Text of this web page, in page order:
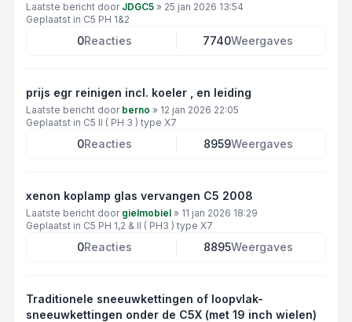
Laatste bericht door JDGC5 » 25 jan 2026 13:54
Geplaatst in C5 PH 1&2
0Reacties 7740Weergaves
prijs egr reinigen incl. koeler , en leiding
Laatste bericht door berno » 12 jan 2026 22:05
Geplaatst in C5 II ( PH 3 ) type X7
0Reacties 8959Weergaves
xenon koplamp glas vervangen C5 2008
Laatste bericht door gielmobiel » 11 jan 2026 18:29
Geplaatst in C5 PH 1,2 & II ( PH3 ) type X7
0Reacties 8895Weergaves
Traditionele sneeuwkettingen of loopvlak-
sneeuwkettingen onder de C5X (met 19 inch wielen)